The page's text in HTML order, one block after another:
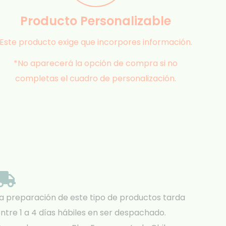
Producto Personalizable
producto exige que incorpores información.
*No aparecerá la opción de compra si no
completas el cuadro de personalización.
preparación de este tipo de productos tarda
1 a 4 días hábiles en ser despachado.